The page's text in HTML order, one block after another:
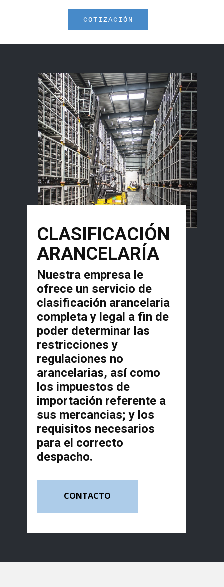
COTIZACIÓN
CLASIFICACIÓN
ARANCELARÍA
Nuestra empresa le
ofrece un servicio de
clasificación arancelaria
completa y legal a fin de
poder determinar las
restricciones y
regulaciones no
arancelarias, así como
los impuestos de
importación referente a
sus mercancias; y los
requisitos necesarios
para el correcto
despacho.
CONTACTO